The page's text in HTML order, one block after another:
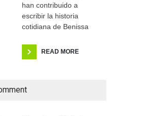
han contribuido a
escribir la historia
cotidiana de Benissa
READ MORE